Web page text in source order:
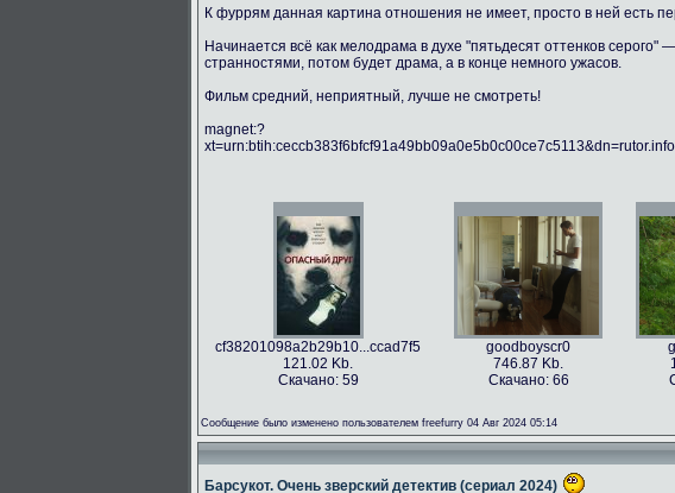
К фуррям данная картина отношения не имеет, просто в ней есть
Начинается всё как мелодрама в духе "пятьдесят оттенков
странностями, потом будет драма, а в конце немного ужасов.
Фильм средний, неприятный, лучше не смотреть!
magnet:?
cf38201098a2b29b10...ccad7f5
121.02 Kb.
Скачано: 59
goodboyscr0
746.87 Kb.
Скачано: 66
Сообщение было изменено пользователем freefurry 04 Авг 2024 05:14
Барсукот. Очень зверский детектив (сериал 2024)